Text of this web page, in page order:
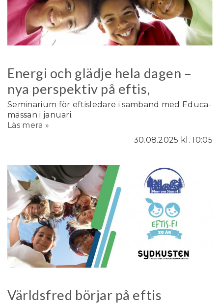
Energi och glädje hela dagen –
nya perspektiv på eftis,
Seminarium för eftisledare i samband med Educa-
mässan i januari.
Läs mera »
30.08.2025 kl. 10:05
Världsfred börjar på eftis